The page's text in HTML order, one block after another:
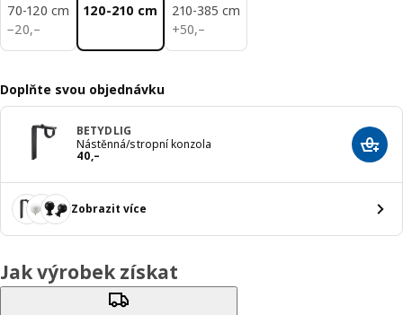
70-120 cm
−20,–
20,–
120-210 cm
210-385 cm
+50,–
50,–
Doplňte svou objednávku
BETYDLIG
Nástěnná/stropní konzola
40,–
Cena 40,–
Zobrazit více
Jak výrobek získat